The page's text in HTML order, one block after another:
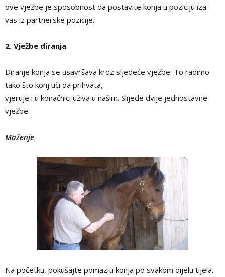
ove vježbe je sposobnost da postavite konja u poziciju iza
vas iz partnerske pozicije.
2. Vježbe diranja
Diranje konja se usavršava kroz sljedeće vježbe. To radimo
tako što konj uči da prihvata,
vjeruje i u konačnici uživa u našim. Slijede dvije jednostavne
vježbe.
Maženje
Na početku, pokušajte pomaziti konja po svakom dijelu tijela.